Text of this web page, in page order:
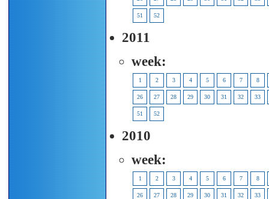
51 52
2011
week:
1 2 3 4 5 6 7 8
26 27 28 29 30 31 32 33
51 52
2010
week:
1 2 3 4 5 6 7 8
26 27 28 29 30 31 32 33